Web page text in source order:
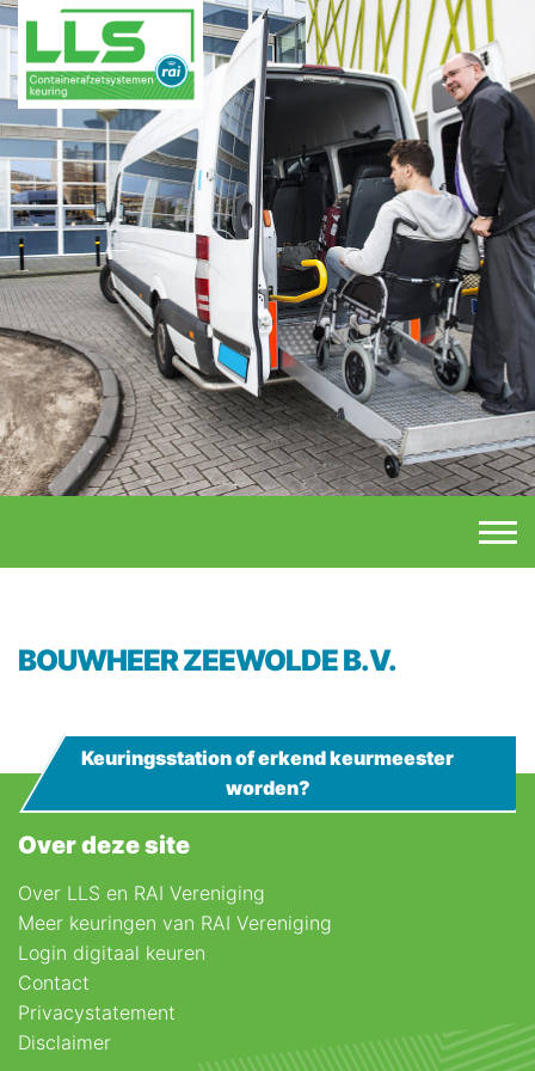
BOUWHEER ZEEWOLDE B.V.
Over deze site
Over LLS en RAI Vereniging
Meer keuringen van RAI Vereniging
Login digitaal keuren
Contact
Privacystatement
Disclaimer
Keuringsstation of erkend keurmeester
worden?